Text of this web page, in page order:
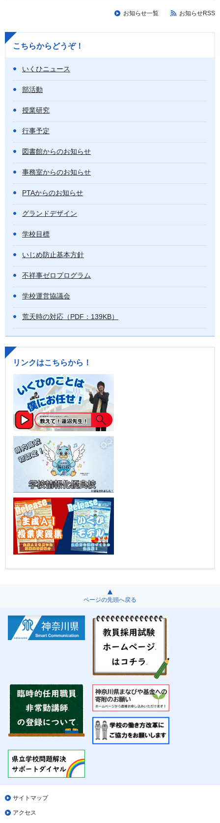
お知らせ一覧 お知らせRSS
こちらからどうぞ！
いくひニュース
部活動
授業研究
行事予定
図書館からのお知らせ
事務室からのお知らせ
PTAからのお知らせ
グランドデザイン
学校目標
いじめ防止基本方針
不祥事ゼロプログラム
学校運営協議会
荒天時の対応（PDF：139KB）
リンクはこちらから！
ページの先頭へ戻る
サイトマップ
アクセス